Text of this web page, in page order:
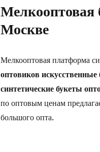
Мелкооптовая
Москве
Мелкооптовая платформа
оптовиков
синтетические букеты
по оптовым ценам
большого опта.